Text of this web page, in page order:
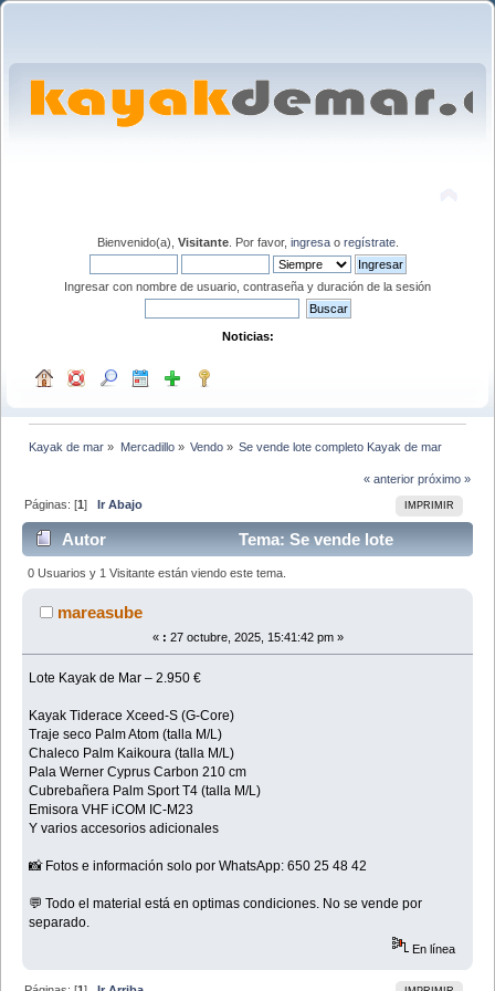
Bienvenido(a), Visitante. Por favor, ingresao regístrate.
Ingresar con nombre de usuario, contraseña y duración de la sesión
Noticias:
Kayak de mar » Mercadillo» Vendo» Se vende lote completo Kayak de mar
« anterior próximo »
IMPRIMIR
Páginas: [1]Ir Abajo
Autor
Tema: Se vende lote
completo Kayak de mar (Leído 10368 veces)
0 Usuarios y 1 Visitante están viendo este tema.
mareasube
« : 27 octubre, 2025, 15:41:42 pm »
Lote Kayak de Mar – 2.950 €
Kayak Tiderace Xceed-S (G-Core)
Traje seco Palm Atom (talla M/L)
Chaleco Palm Kaikoura (talla M/L)
Pala Werner Cyprus Carbon 210 cm
Cubrebañera Palm Sport T4 (talla M/L)
Emisora VHF iCOM IC-M23
Y varios accesorios adicionales
📸 Fotos e información solo por WhatsApp: 650 25 48 42
💬 Todo el material está en optimas condiciones. No se vende por
separado.
En línea